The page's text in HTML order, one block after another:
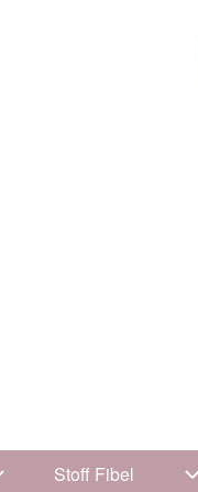
von
Stoff Fibel